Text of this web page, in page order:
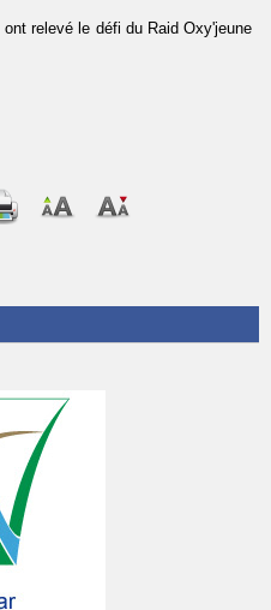
relevé le défi du Raid Oxy'jeune